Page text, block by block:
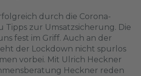
durch die Corona-
Tipps zur Umsatzsicherung. Die
fest im Griff. Auch an der
der Lockdown nicht spurlos
vorbei. Mit Ulrich Heckner
Heckner reden